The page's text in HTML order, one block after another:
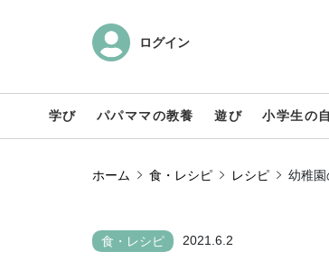
ログイン
学び パパママの教養 遊び 小学生の
ホーム 食・レシピ レシピ 幼稚
食・レシピ 2021.6.2